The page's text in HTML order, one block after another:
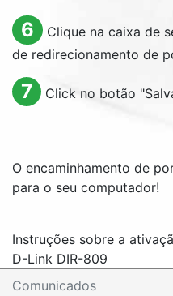
6
Clique na caixa de
de redirecionamento de
7 Click no botão
O encaminhamento de
para o seu computador!
Instruções sobre a
D-Link DIR-809
Comunicados